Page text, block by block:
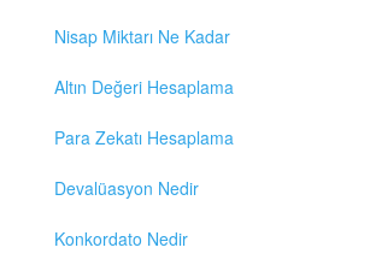
Nisap Miktarı Ne Kadar
Altın Değeri Hesaplama
Para Zekatı Hesaplama
Devalüasyon Nedir
Konkordato Nedir